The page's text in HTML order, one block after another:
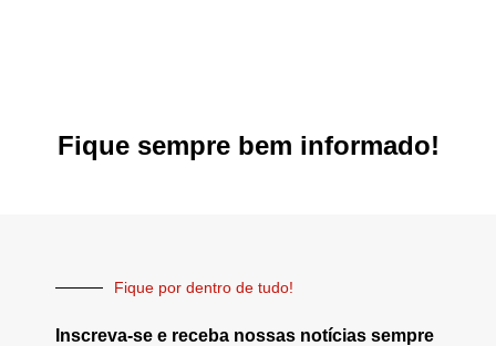
Fique sempre bem informado!
Fique por dentro de tudo!
Inscreva-se e receba nossas notícias sempre